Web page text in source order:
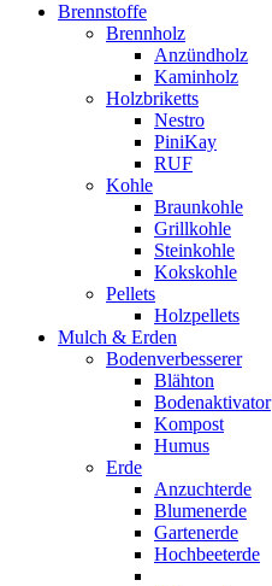
Brennstoffe
Brennholz
Anzündholz
Kaminholz
Holzbriketts
Nestro
PiniKay
RUF
Kohle
Braunkohle
Grillkohle
Steinkohle
Kokskohle
Pellets
Holzpellets
Mulch & Erden
Bodenverbesserer
Blähton
Bodenaktivator
Kompost
Humus
Erde
Anzuchterde
Blumenerde
Gartenerde
Hochbeeterde